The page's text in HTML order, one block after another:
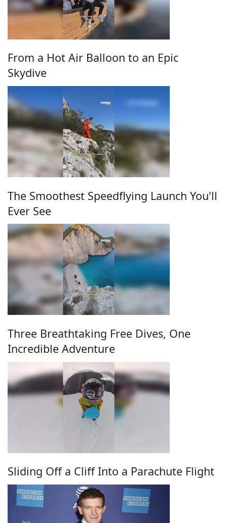
From a Hot Air Balloon to an Epic
Skydive
The Smoothest Speedflying Launch You'll
Ever See
Three Breathtaking Free Dives, One
Incredible Adventure
Sliding Off a Cliff Into a Parachute Flight